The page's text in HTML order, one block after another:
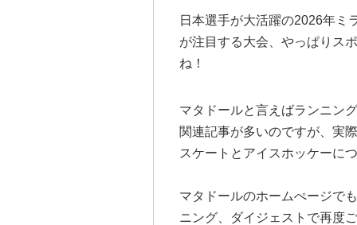
日本選手が大活躍の2026年ミ
が注目する大会、やっぱりス
ね！
マタドールと言えばランニン
関連記事が多いのですが、実
スケートとアイスホッケーに
マタドールのホームぺージで
ニング、ダイジェストで再度